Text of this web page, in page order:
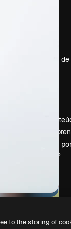
Tendências de
Vender
Sala de
Procurando
magnific.ai?
to the storing of